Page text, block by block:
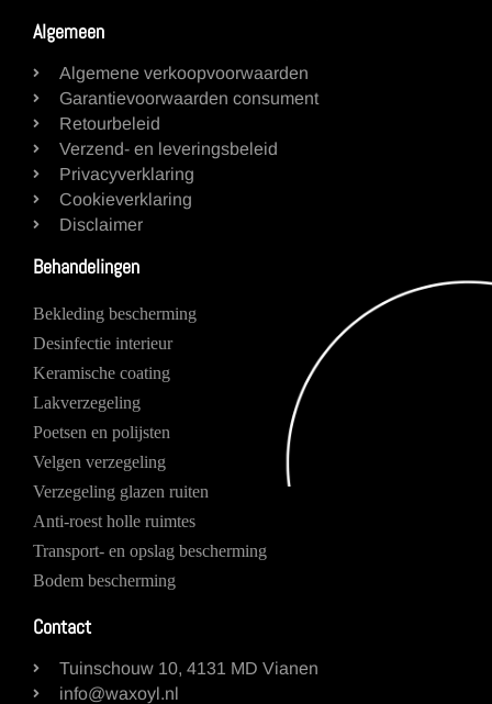
Algemeen
Algemene verkoopvoorwaarden
Garantievoorwaarden consument
Retourbeleid
Verzend- en leveringsbeleid
Privacyverklaring
Cookieverklaring
Disclaimer
Behandelingen
Bekleding bescherming
Desinfectie interieur
Keramische coating
Lakverzegeling
Poetsen en polijsten
Velgen verzegeling
Verzegeling glazen ruiten
Anti-roest holle ruimtes
Transport- en opslag bescherming
Bodem bescherming
Contact
Tuinschouw 10, 4131 MD Vianen
info@waxoyl.nl